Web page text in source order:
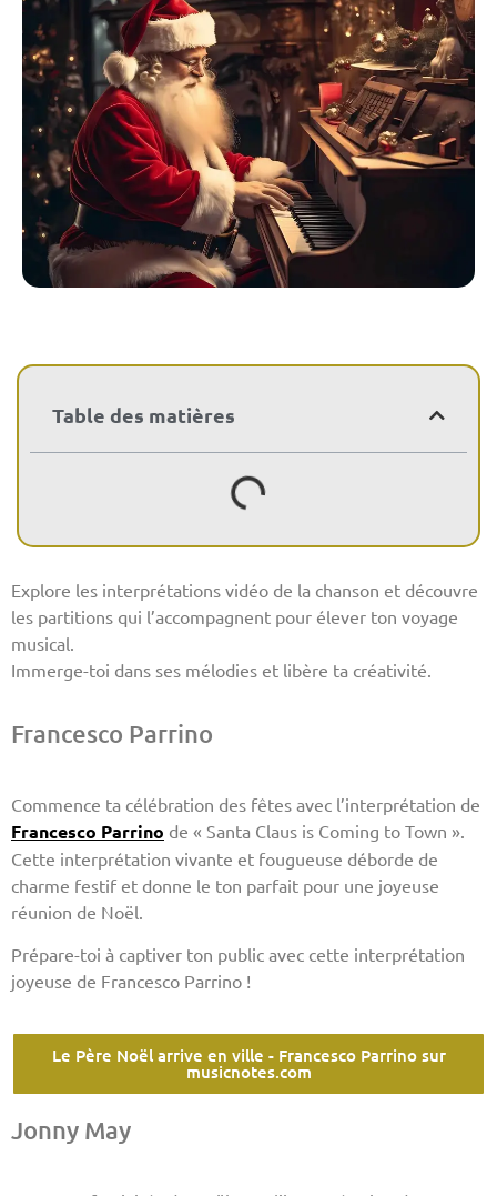
Table des matières
Explore les interprétations vidéo de la chanson et découvre
les partitions qui l’accompagnent pour élever ton voyage
musical.
Immerge-toi dans ses mélodies et libère ta créativité.
Francesco Parrino
Commence ta célébration des fêtes avec l’interprétation de
Francesco Parrino de « Santa Claus is Coming to Town ».
Cette interprétation vivante et fougueuse déborde de
charme festif et donne le ton parfait pour une joyeuse
réunion de Noël.
Prépare-toi à captiver ton public avec cette interprétation
joyeuse de Francesco Parrino !
Le Père Noël arrive en ville - Francesco Parrino sur
musicnotes.com
Jonny May